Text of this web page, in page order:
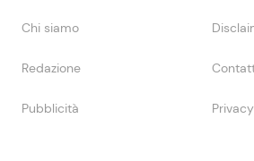
Chi siamo
Redazione
Pubblicità